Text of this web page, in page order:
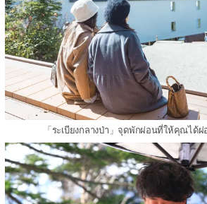
「ระเบียงกลางป่า」จุดพักผ่อนที่ให้คุณได้